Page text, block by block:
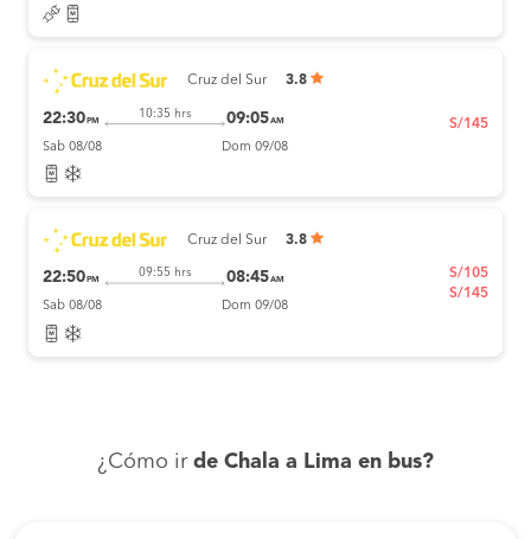
Cruz del Sur 3.8
22:30 PM
10:35 hrs 09:05AM
Sab 08/08 Dom 09/08
S/145
Cruz del Sur 3.8
22:50 PM
09:55 hrs 08:45AM
Sab 08/08 Dom 09/08
S/105
S/145
¿Cómo ir de Chala a Lima en bus?